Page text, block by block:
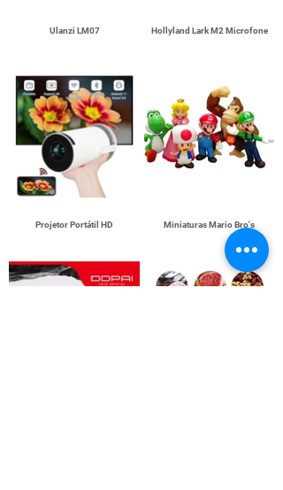
Ulanzi LM07 Hollyland Lark M2 Microfone
Projetor Portátil HD Miniaturas Mario Bro's